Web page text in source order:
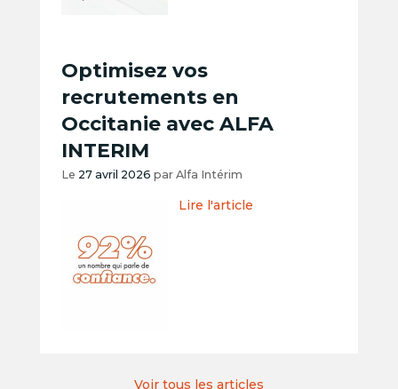
Optimisez vos
recrutements en
Occitanie avec ALFA
INTERIM
Le 27 avril 2026 par Alfa Intérim
Lire l'article
Voir tous les articles